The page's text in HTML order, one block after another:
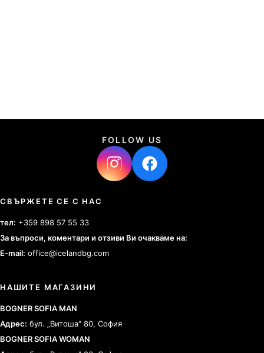
FOLLOW US
СВЪРЖЕТЕ СЕ С НАС
тел: +359 898 57 55 33
За въпроси, коментари и отзиви Ви очакваме на:
E-mail: office@icelandbg.com
НАШИТЕ МАГАЗИНИ
BOGNER SOFIA MAN
Адрес: бул. „Витоша" 80, София
BOGNER SOFIA WOMAN